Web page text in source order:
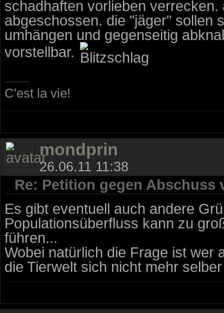
schadhaften vorlieben
abgeschossen. die "jäger" sollen
umhängen und gegenseitig
vorstellbar.
C'est la vie!
mondprin
26.06.11 11:38
Re: Petition gegen Abschuss
Es gibt eventuell auch andere
Populationsüberfluss kann zu
führen...
Wobei natürlich die Frage ist wer
die Tierwelt sich nicht mehr